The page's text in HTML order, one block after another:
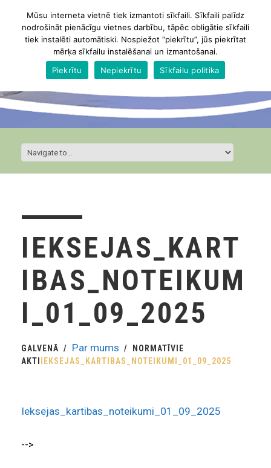
IEKSEJAS_KART
IBAS_NOTEIKUM
I_01_09_2025
GALVENĀ Par mums
NORMATĪVIE
AKTI
IEKSEJAS_KARTIBAS_NOTEIKUMI_01_09_2025
Ieksejas_kartibas_noteikumi_01_09_2025
-->
Mūsu interneta vietnē tiek izmantoti sīkfaili. Sīkfaili palīdz
nodrošināt pienācīgu vietnes darbību, tāpēc obligātie sīkfaili
tiek instalēti automātiski. Nospiežot “piekrītu”, jūs piekrītat
mērķa sīkfailu instalēšanai un izmantošanai.
Piekrītu
Nepiekrītu Sīkfailu politika